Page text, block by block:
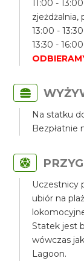
11:00 -
zjeżdżalnia,
13:00 -
13:30 -
Na statku
Bezpłatnie
Uczestnicy
ubiór na
Statek jest
wówczas
Lagoon.